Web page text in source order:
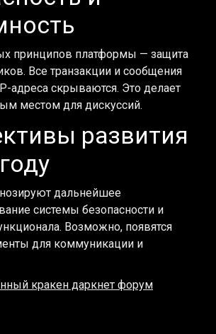
принципов платформы — защита
Все транзакции и сообщения
адреса скрываются. Это делает
местом для дискуссий.
развития
дальнейшее
системы безопасности и
Возможно, появятся
для коммуникации и
кракен даркнет форум